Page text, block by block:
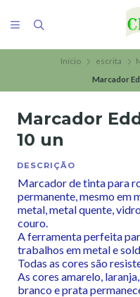
Início escrita
Marcador
Marcador
10 un
DESCRIÇÃO
Marcador de tinta para
permanente, mesmo em
metal, metal quente,
couro.
A ferramenta perfeita
trabalhos em metal e
Todas as cores são
As cores amarelo,
branco e prata